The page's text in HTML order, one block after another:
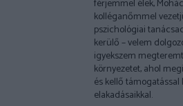
férjemmel élek,
kolléganőmmel
pszichológiai
kerülő – velem
igyekszem
környezetet, ahol
és kellő
elakadásaikkal.